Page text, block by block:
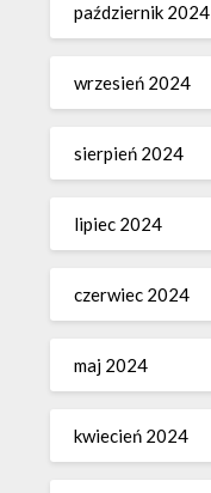
październik 2024
wrzesień 2024
sierpień 2024
lipiec 2024
czerwiec 2024
maj 2024
kwiecień 2024